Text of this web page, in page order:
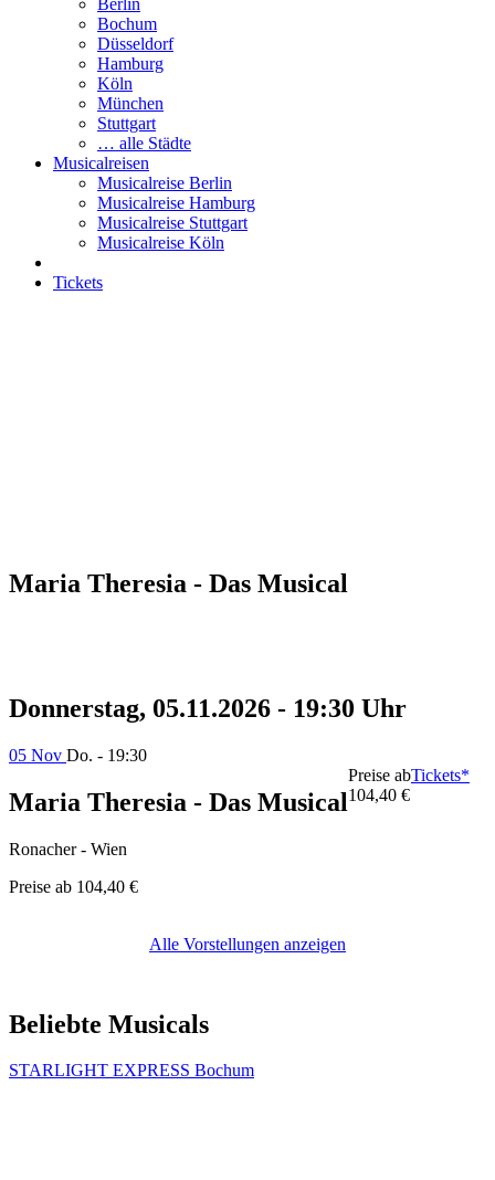
Berlin
Bochum
Düsseldorf
Hamburg
Köln
München
Stuttgart
… alle Städte
Musicalreisen
Musicalreise Berlin
Musicalreise Hamburg
Musicalreise Stuttgart
Musicalreise Köln
Tickets
Maria Theresia - Das Musical
Donnerstag, 05.11.2026 - 19:30 Uhr
05 Nov Do. - 19:30
Maria Theresia - Das Musical
Ronacher - Wien
Preise ab 104,40 €
Preise ab
104,40 €
Tickets*
Alle Vorstellungen anzeigen
Beliebte Musicals
STARLIGHT EXPRESS Bochum